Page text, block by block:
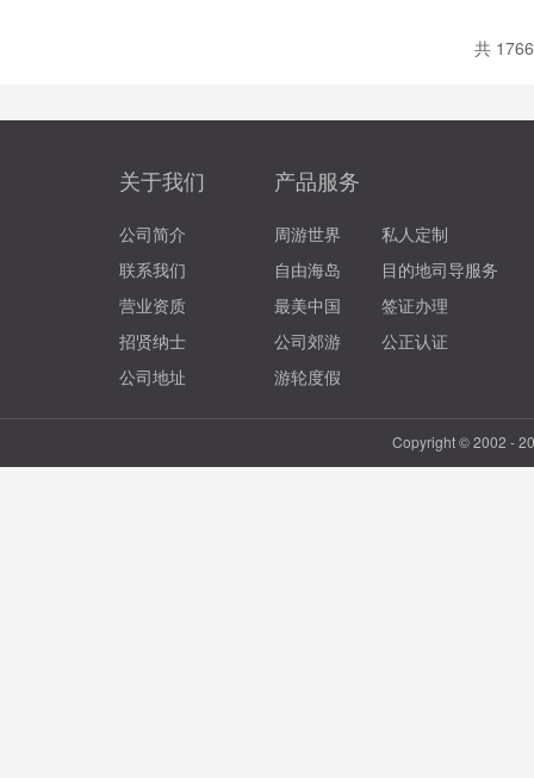
共
关于我们
公司简介
联系我们
营业资质
招贤纳士
公司地址
产品服务
周游世界
私人定制
自由海岛
目的地司导服务
最美中国
签证办理
公司郊游
公正认证
游轮度假
Copyright © 2002 -